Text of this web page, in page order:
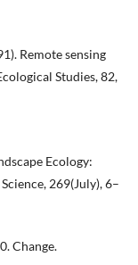
Remote sensing
Studies, 82,
Ecology:
269(July), 6–
Change.